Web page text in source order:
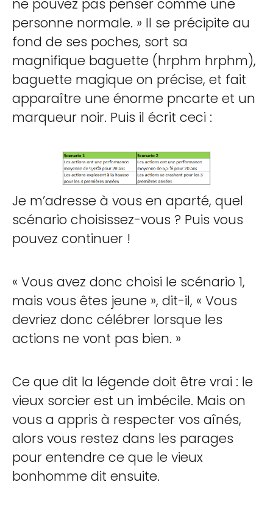
ne pouvez pas penser comme une
personne normale. » Il se précipite au
fond de ses poches, sort sa
magnifique baguette (hrphm hrphm),
baguette magique on précise, et fait
apparaître une énorme pncarte et un
marqueur noir. Puis il écrit ceci :
Je m’adresse à vous en aparté, quel
scénario choisissez-vous ? Puis vous
pouvez continuer !
« Vous avez donc choisi le scénario 1,
mais vous êtes jeune », dit-il, « Vous
devriez donc célébrer lorsque les
actions ne vont pas bien. »
Ce que dit la légende doit être vrai : le
vieux sorcier est un imbécile. Mais on
vous a appris à respecter vos aînés,
alors vous restez dans les parages
pour entendre ce que le vieux
bonhomme dit ensuite.